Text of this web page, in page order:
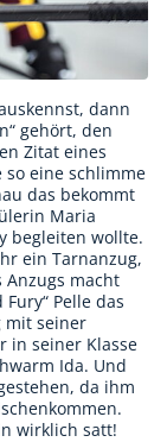
dann
gehört, den
Zitat eines
eine schlimme
das bekommt
Maria
begleiten wollte.
ein Tarnanzug,
macht
Pelle das
mit seiner
in seiner Klasse
Ida. Und
da ihm
wirklich satt!